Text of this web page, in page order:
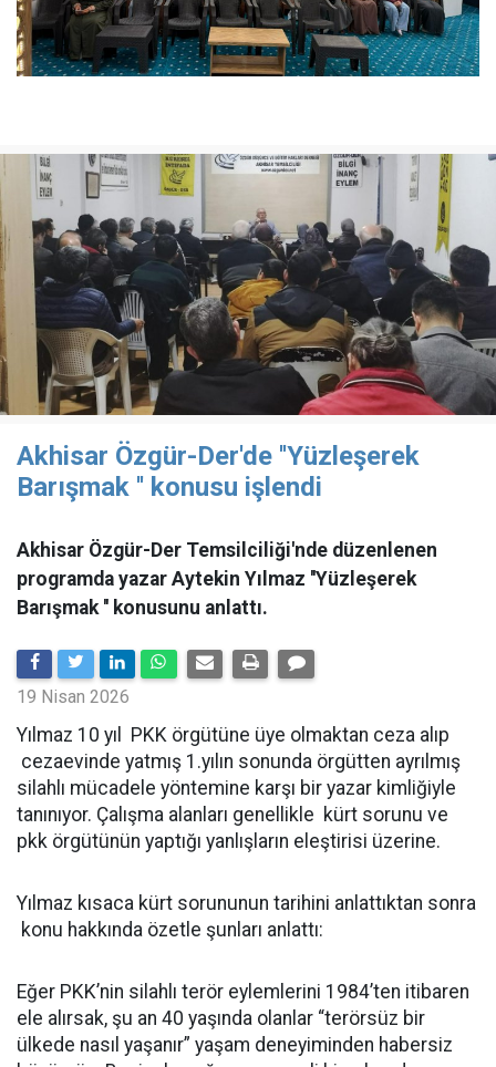
Akhisar Özgür-Der'de ''Yüzleşerek
Barışmak '' konusu işlendi
Akhisar Özgür-Der Temsilciliği'nde düzenlenen
programda yazar Aytekin Yılmaz ''Yüzleşerek
Barışmak '' konusunu anlattı.
19 Nisan 2026
Yılmaz 10 yıl PKK örgütüne üye olmaktan ceza alıp
cezaevinde yatmış 1.yılın sonunda örgütten ayrılmış
silahlı mücadele yöntemine karşı bir yazar kimliğiyle
tanınıyor. Çalışma alanları genellikle kürt sorunu ve
pkk örgütünün yaptığı yanlışların eleştirisi üzerine.
Yılmaz kısaca kürt sorununun tarihini anlattıktan sonra
konu hakkında özetle şunları anlattı:
Eğer PKK’nin silahlı terör eylemlerini 1984’ten itibaren
ele alırsak, şu an 40 yaşında olanlar “terörsüz bir
ülkede nasıl yaşanır” yaşam deneyiminden habersiz